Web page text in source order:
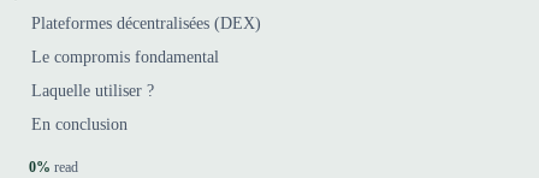
Plateformes décentralisées (DEX)
Le compromis fondamental
Laquelle utiliser ?
En conclusion
0% read